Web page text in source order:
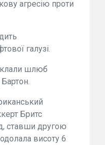
агресію проти
галузі.
шлюб
Бритс
ставши другою
висоту 6